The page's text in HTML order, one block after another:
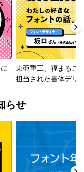
東亜重工、福まるご
担当された書体デザ
らせ